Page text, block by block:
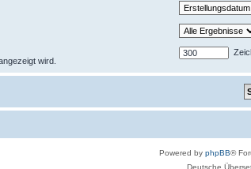
wird.
Powered by phpBB®
Deutsche